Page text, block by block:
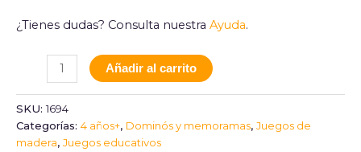
¿Tienes dudas? Consulta nuestra Ayuda.
Añadir al carrito
SKU:1694
Categorías: 4 años+, Dominós y memoramas, Juegos de
madera, Juegos educativos